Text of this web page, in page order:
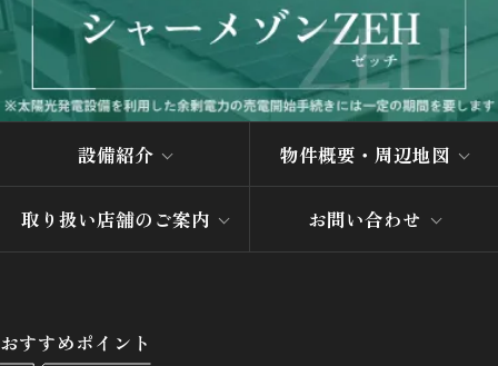
設備紹介 物件概要・周辺地図
取り扱い店舗のご案内 お問い合わせ
おすすめポイント